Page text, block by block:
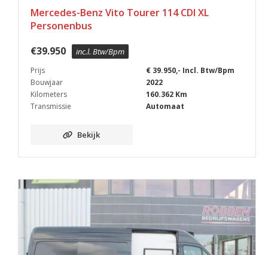
Mercedes-Benz Vito Tourer 114 CDI XL
Personenbus
€39.950 inc.l. Btw/Bpm
Prijs
€ 39.950,- Incl. Btw/Bpm
Bouwjaar
2022
Kilometers
160.362 Km
Transmissie
Automaat
Bekijk